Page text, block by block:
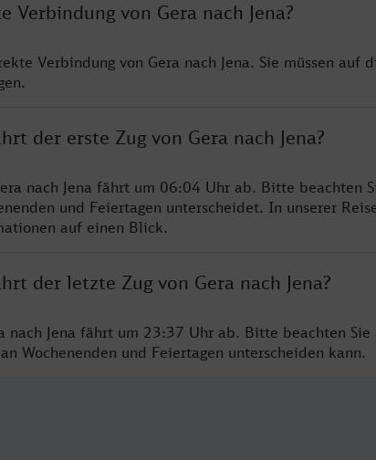
Verbindung von Gera nach Jena?
Verbindung von Gera nach Jena. Sie müssen auf
der erste Zug von Gera nach Jena?
nach Jena fährt um 06:04 Uhr ab. Bitte beachten
und Feiertagen unterscheidet. In unserer
auf einen Blick.
der letzte Zug von Gera nach Jena?
nach Jena fährt um 23:37 Uhr ab. Bitte beachten Sie
Wochenenden und Feiertagen unterscheiden kann.